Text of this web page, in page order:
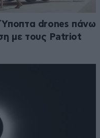
Ύποπτα drones πάνω
με τους Patriot